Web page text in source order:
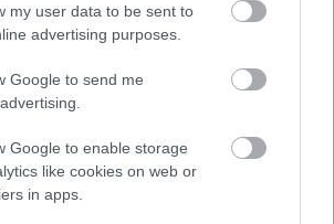
my user data to be sent to
advertising purposes.
Google to send me
Google to enable storage
like cookies on web or
in apps.